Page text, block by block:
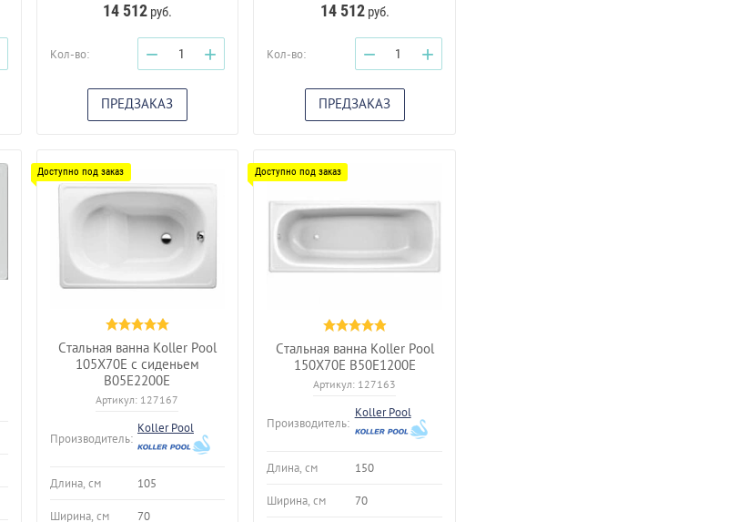
14 512руб.
Кол-во: − +
ПРЕДЗАКАЗ
14 512руб.
Кол-во: − +
ПРЕДЗАКАЗ
Стальная ванна Koller Pool
105X70E с сиденьем
B05E2200E
Артикул: 127167
Производитель:
Koller Pool
Длина, см 105
Ширина, см 70
Стальная ванна Koller Pool
150X70E B50E1200E
Артикул: 127163
Производитель:
Koller Pool
Длина, см 150
Ширина, см 70